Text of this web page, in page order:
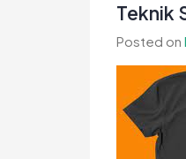
Teknik
Posted on